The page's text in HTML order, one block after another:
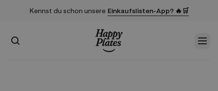
Kennst du schon unsere Einkaufslisten-App? 🔥🛒
Suchen